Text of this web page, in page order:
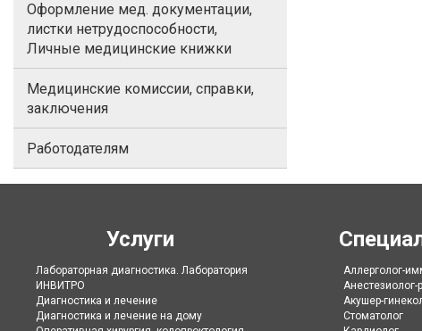
Оформление мед. документации,
листки нетрудоспособности,
Личные медицинские книжки
Медицинские комиссии, справки,
заключения
Работодателям
Услуги
Лабораторная диагностика. Лаборатория
ИНВИТРО
Диагностика и лечение
Диагностика и лечение на дому
Аллерголог-
Анестезиолог-
Акушер-
Стоматолог